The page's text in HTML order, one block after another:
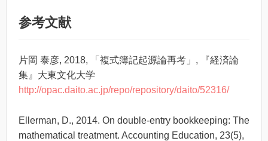
参考文献
片岡 泰彦, 2018, 「複式簿記起源論再考」, 『経済論
集』大東文化大学
http://opac.daito.ac.jp/repo/repository/daito/52316/
Ellerman, D., 2014. On double-entry bookkeeping: The
mathematical treatment. Accounting Education, 23(5),